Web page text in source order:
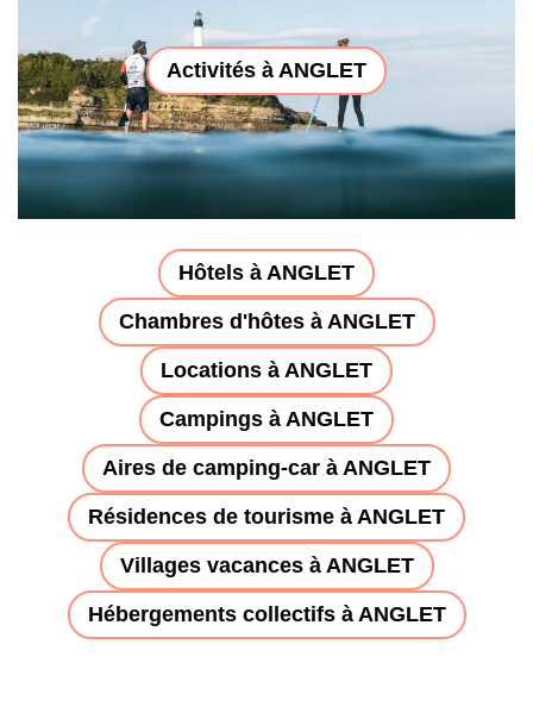
Activités à ANGLET
Hôtels à ANGLET
Chambres d'hôtes à ANGLET
Locations à ANGLET
Campings à ANGLET
Aires de camping-car à ANGLET
Résidences de tourisme à ANGLET
Villages vacances à ANGLET
Hébergements collectifs à ANGLET